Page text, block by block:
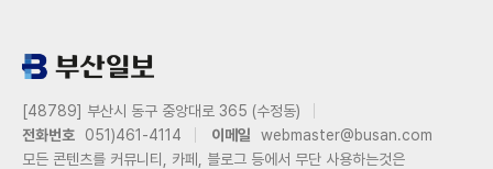
[48789] 부산시 동구 중앙대로 365 (수정동)
전화번호
051)461-4114 이메일
webmaster@busan.com
모든 콘텐츠를 커뮤니티, 카페, 블로그 등에서 무단 사용하는것은